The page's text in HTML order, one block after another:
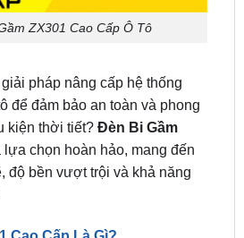
pháp nâng cấp hệ thống
kiện thời tiết? Đèn Bi Gầm
chọn hoàn hảo, mang đến
độ bền vượt trội và khả năng
Cao Cấp Là Gì?